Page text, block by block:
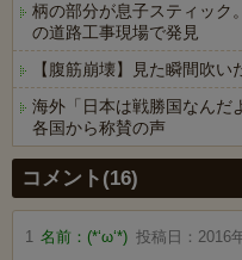
柄の部分が息子スティック
の道路工事現場で発見
【腹筋崩壊】見た瞬間吹
海外「日本は戦勝国なんだ
各国から称賛の声
Powered by livedoor 相互RSS
コメント(16)
1 名前： (*‘ω‘*) 投稿日： 2016